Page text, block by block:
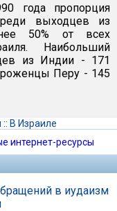
года пропорция
выходцев из
50% от всех
Наибольший
из Индии - 171
Перу - 145
:: В Израиле
интернет-ресурсы
в иудаизм